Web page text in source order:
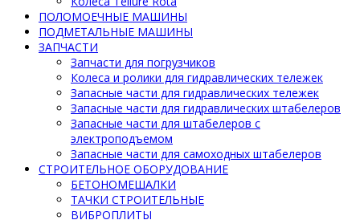
ПОЛОМОЕЧНЫЕ МАШИНЫ
ПОДМЕТАЛЬНЫЕ МАШИНЫ
ЗАПЧАСТИ
Запчасти для погрузчиков
Колеса и ролики для гидравлических тележек
Запасные части для гидравлических тележек
Запасные части для гидравлических штабелеров
Запасные части для штабелеров с
электроподъемом
Запасные части для самоходных штабелеров
СТРОИТЕЛЬНОЕ ОБОРУДОВАНИЕ
БЕТОНОМЕШАЛКИ
ТАЧКИ СТРОИТЕЛЬНЫЕ
ВИБРОПЛИТЫ